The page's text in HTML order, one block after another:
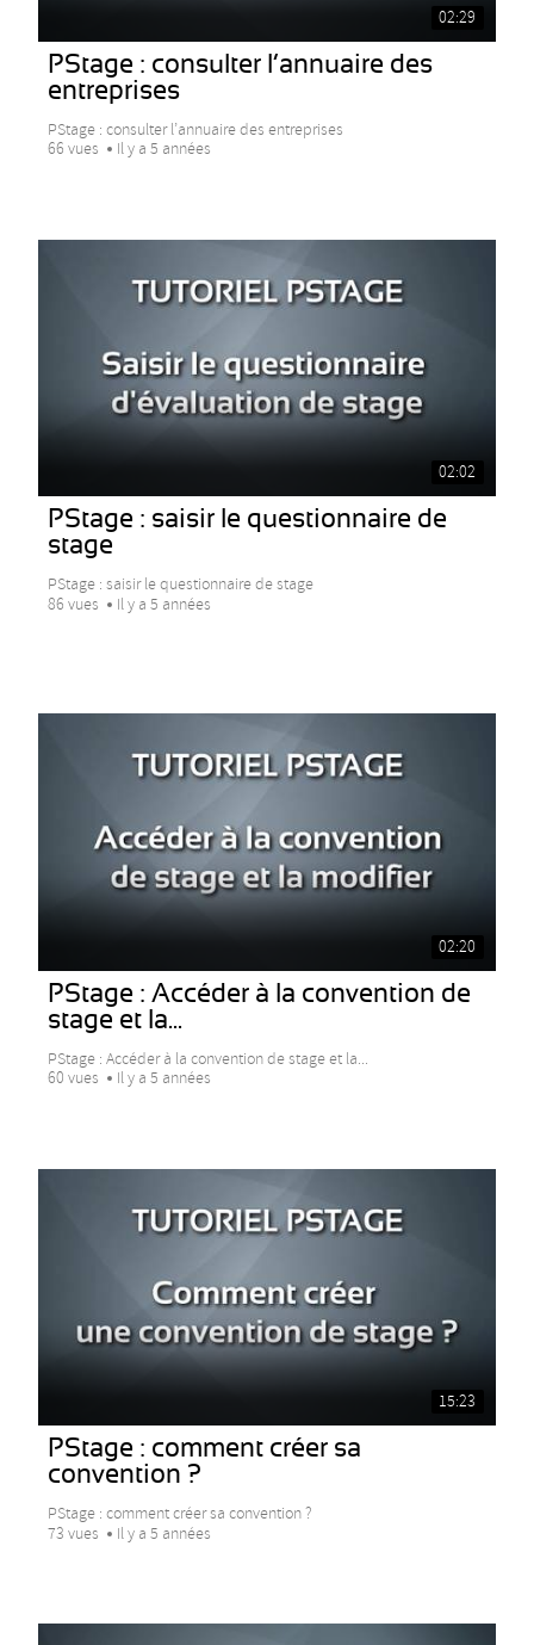
02:29
PStage : consulter l’annuaire des
entreprises
PStage : consulter l’annuaire des entreprises
66 vues
Il y a 5 années
02:02
PStage : saisir le questionnaire de
stage
PStage : saisir le questionnaire de stage
86 vues
Il y a 5 années
02:20
PStage : Accéder à la convention de
stage et la...
PStage : Accéder à la convention de stage et la...
60 vues
Il y a 5 années
15:23
PStage : comment créer sa
convention ?
PStage : comment créer sa convention ?
73 vues
Il y a 5 années